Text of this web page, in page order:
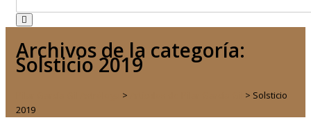
Archivos de la categoría:
Solsticio 2019
> > Solsticio
2019